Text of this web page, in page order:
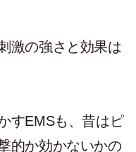
激の強さと効果は
すEMSも、昔はピ
的か効かないかの